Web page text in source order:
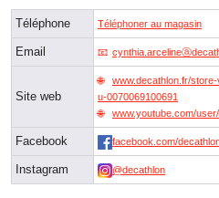
Téléphone Téléphoner au magasin
Email
Site web
www.decathlon.fr/
u-0070069100691
www.youtube.com/
Facebook facebook.com/
Instagram @decathlon